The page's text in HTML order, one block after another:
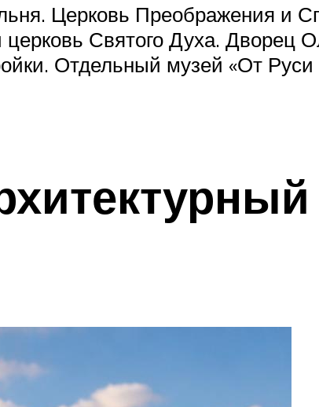
Церковь Преображения и
церковь Святого Духа. Дворец
Отдельный музей «От Руси